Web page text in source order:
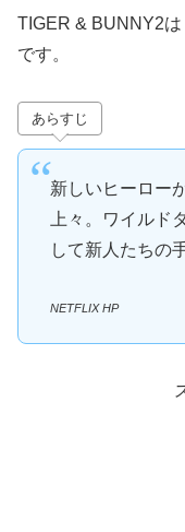
TIGER & BUNNY2は
です。
あらすじ
新しいヒーロー
上々。ワイルド
して新人たちの
NETFLIX HP